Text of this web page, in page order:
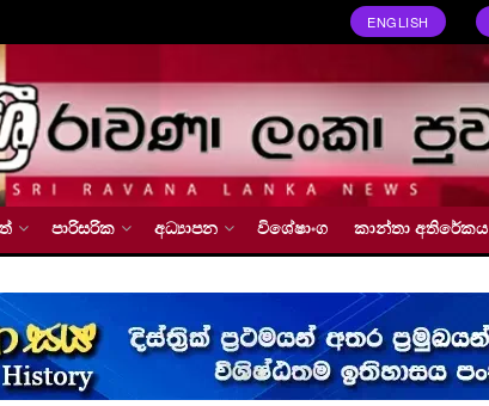
ENGLISH
පාරිසරික අධ්‍යාපන විශේෂාංග කාන්තා අතිරේකය